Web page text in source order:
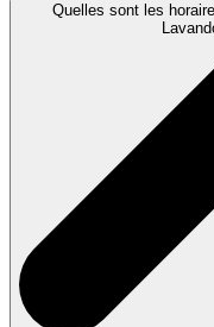
Quelles sont les